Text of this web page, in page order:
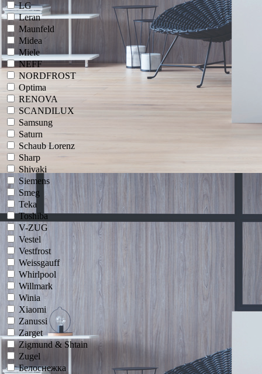
LG
Leran
Maunfeld
Midea
Miele
NEFF
NORDFROST
Optima
RENOVA
SCANDILUX
Samsung
Saturn
Schaub Lorenz
Sharp
Shivaki
Siemens
Smeg
Teka
Toshiba
V-ZUG
Vestel
Vestfrost
Weissgauff
Whirlpool
Willmark
Winia
Xiaomi
Zanussi
Zarget
Zigmund & Shtain
Zugel
Белоснежка